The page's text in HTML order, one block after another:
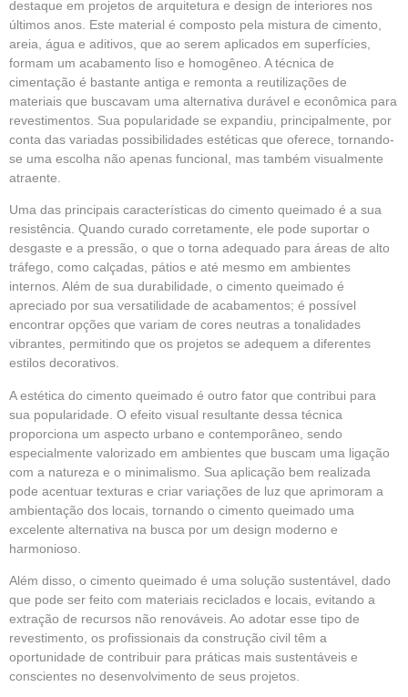
destaque em projetos de arquitetura e design de interiores nos
últimos anos. Este material é composto pela mistura de cimento,
areia, água e aditivos, que ao serem aplicados em superfícies,
formam um acabamento liso e homogêneo. A técnica de
cimentação é bastante antiga e remonta a reutilizações de
materiais que buscavam uma alternativa durável e econômica para
revestimentos . Sua popularidade se expandiu, principalmente, por
conta das variadas possibilidades estéticas que oferece, tornando-
se uma escolha não apenas funcional, mas também visualmente
atraente.
Uma das principais características do cimento queimado é a sua
resistência. Quando curado corretamente, ele pode suportar o
desgaste e a pressão, o que o torna adequado para áreas de alto
tráfego, como calçadas, pátios e até mesmo em ambientes
internos. Além de sua durabilidade, o cimento queimado é
apreciado por sua versatilidade de acabamentos; é possível
encontrar opções que variam de cores neutras a tonalidades
vibrantes, permitindo que os projetos se adequem a diferentes
estilos decorativos.
A estética do cimento queimado é outro fator que contribui para
sua popularidade. O efeito visual resultante dessa técnica
proporciona um aspecto urbano e contemporâneo, sendo
especialmente valorizado em ambientes que buscam uma ligação
com a natureza e o minimalismo. Sua aplicação bem realizada
pode acentuar texturas e criar variações de luz que aprimoram a
ambientação dos locais, tornando o cimento queimado uma
excelente alternativa na busca por um design moderno e
harmonioso.
Além disso, o cimento queimado é uma solução sustentável, dado
que pode ser feito com materiais reciclados e locais, evitando a
extração de recursos não renováveis. Ao adotar esse tipo de
revestimento, os profissionais da construção civil têm a
oportunidade de contribuir para práticas mais sustentáveis e
conscientes no desenvolvimento de seus projetos.